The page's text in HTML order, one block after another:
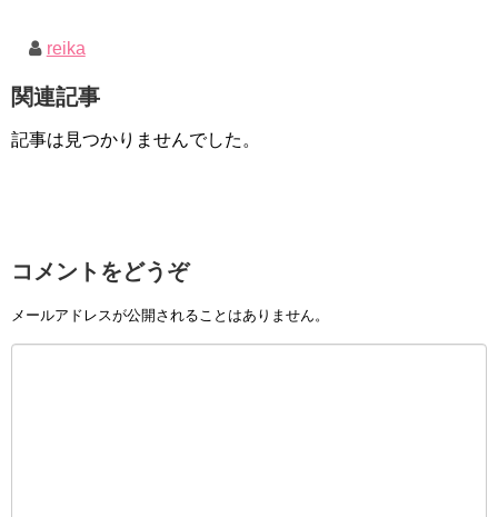
reika
関連記事
記事は見つかりませんでした。
コメントをどうぞ
メールアドレスが公開されることはありません。